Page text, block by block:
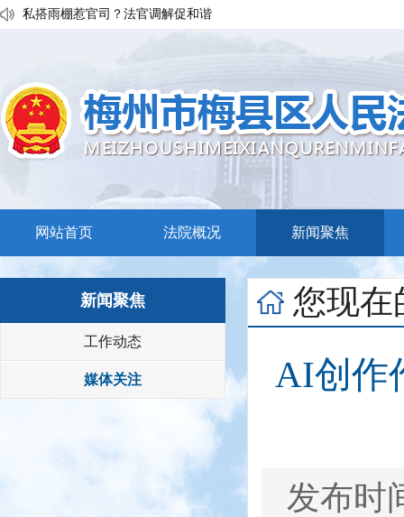
私搭雨棚惹官司？法官调解促和谐
网站首页 法院概况 新闻聚焦
新闻聚焦
工作动态
媒体关注
您现
AI创作
发布时